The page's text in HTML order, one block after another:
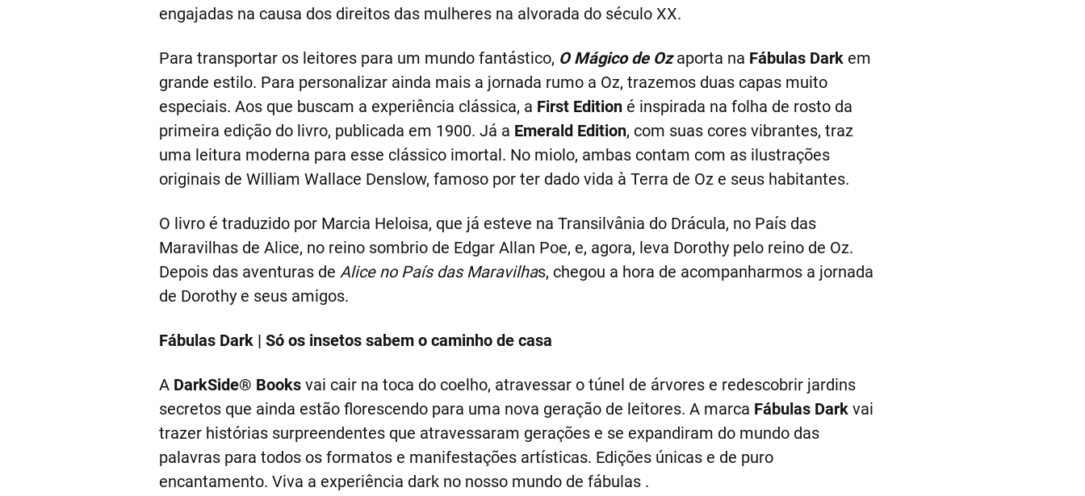
engajadas na causa dos direitos das mulheres na alvorada do século XX.
Para transportar os leitores para um mundo fantástico, O Mágico de Ozaporta na Fábulas Darkem
grande estilo. Para personalizar ainda mais a jornada rumo a Oz, trazemos duas capas muito
especiais. Aos que buscam a experiência clássica, a First Editioné inspirada na folha de rosto da
primeira edição do livro, publicada em 1900. Já a Emerald Edition, com suas cores vibrantes, traz
uma leitura moderna para esse clássico imortal. No miolo, ambas contam com as ilustrações
originais de William Wallace Denslow, famoso por ter dado vida à Terra de Oz e seus habitantes.
O livro é traduzido por Marcia Heloisa, que já esteve na Transilvânia do Drácula, no País das
Maravilhas de Alice, no reino sombrio de Edgar Allan Poe, e, agora, leva Dorothy pelo reino de Oz.
Depois das aventuras de Alice no País das Maravilhas, chegou a hora de acompanharmos a jornada
de Dorothy e seus amigos.
Fábulas Dark | Só os insetos sabem o caminho de casa
A DarkSide® Booksvai cair na toca do coelho, atravessar o túnel de árvores e redescobrir jardins
secretos que ainda estão florescendo para uma nova geração de leitores. A marca Fábulas Darkvai
trazer histórias surpreendentes que atravessaram gerações e se expandiram do mundo das
palavras para todos os formatos e manifestações artísticas. Edições únicas e de puro
encantamento. Viva a experiência dark no nosso mundo de fábulas .